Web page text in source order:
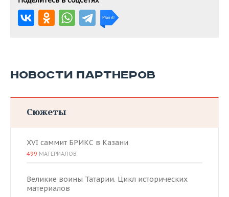
НОВОСТИ ПАРТНЕРОВ
Сюжеты
XVI саммит БРИКС в Казани
499 МАТЕРИАЛОВ
Великие воины Татарии. Цикл исторических
материалов